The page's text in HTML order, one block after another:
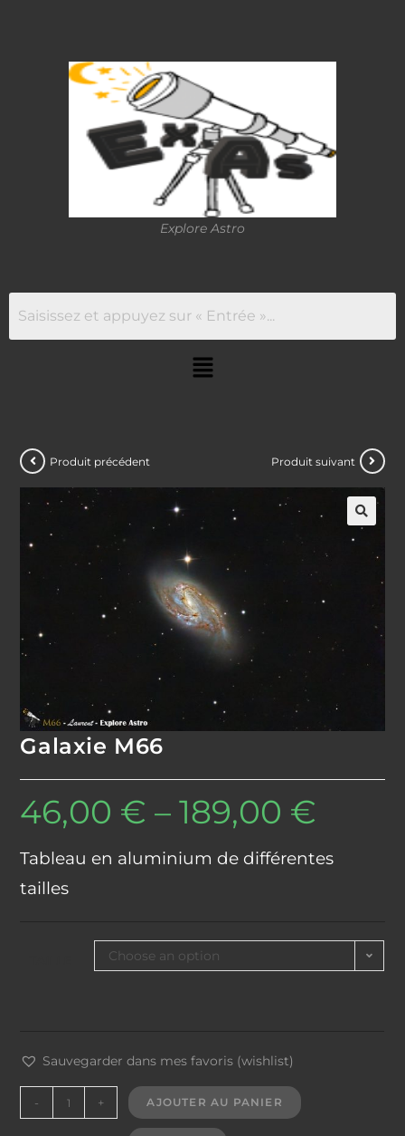
Explore Astro
Produit précédent Produit suivant
Galaxie M66
46,00 € –189,00 €
Tableau en aluminium de différentes
tailles
Choose an option
Sauvegarder dans mes favoris (wishlist)
- + AJOUTER AU PANIER